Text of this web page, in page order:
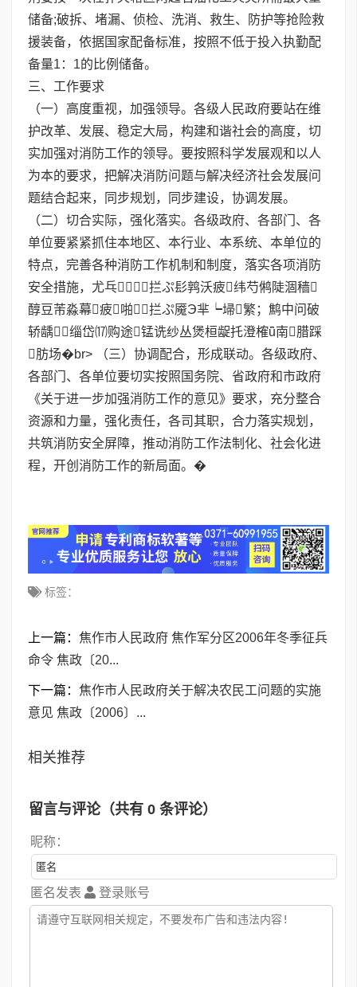
储备;破拆、堵漏、侦检、洗消、救生、防护等抢险救
援装备，依据国家配备标准，按照不低于投入执勤配
备量1：1的比例储备。
三、工作要求
（一）高度重视，加强领导。各级人民政府要站在维
护改革、发展、稳定大局，构建和谐社会的高度，切
实加强对消防工作的领导。要按照科学发展观和以人
为本的要求，把解决消防问题与解决经济社会发展问
题结合起来，同步规划，同步建设，协调发展。
（二）切合实际，强化落实。各级政府、各部门、各
单位要紧紧抓住本地区、本行业、本系统、本单位的
特点，完善各种消防工作机制和制度，落实各项消防
安全措施，尤乓∪拦ぷ髟鹑沃疲纬芍鸺陡涸穑
醇豆芾淼幕疲啪拦ぷ魇Э芈┕埽繁；鹪中问破
轿龋缁岱⒄购途锰诜纱丛煲桓龊托澄榷ǖ南腊踩
肪场�br> （三）协调配合，形成联动。各级政府、
各部门、各单位要切实按照国务院、省政府和市政府
《关于进一步加强消防工作的意见》要求，充分整合
资源和力量，强化责任，各司其职，合力落实规划，
共筑消防安全屏障，推动消防工作法制化、社会化进
程，开创消防工作的新局面。�
标签：
上一篇： 焦作市人民政府 焦作军分区2006年冬季征兵
命令 焦政〔20...
下一篇： 焦作市人民政府关于解决农民工问题的实施
意见 焦政〔2006〕...
相关推荐
留言与评论（共有 0 条评论）
昵称：
匿名发表 登录账号